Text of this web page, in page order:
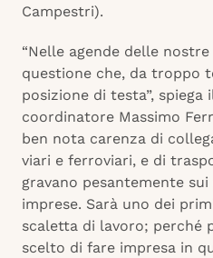
Campestri).
“Nelle agende delle nostre
questione che, da troppo
posizione di testa”, spiega
coordinatore Massimo
ben nota carenza di
viari e ferroviari, e di
gravano pesantemente
imprese. Sarà uno dei
scaletta di lavoro; perché
scelto di fare impresa in